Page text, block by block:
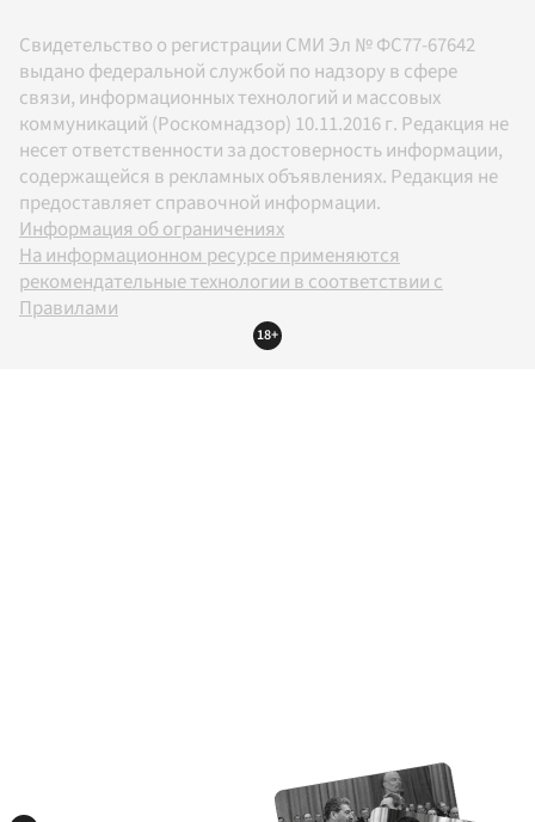
Свидетельство о регистрации СМИ Эл № ФС77-67642
выдано федеральной службой по надзору в сфере
связи, информационных технологий и массовых
коммуникаций (Роскомнадзор) 10.11.2016 г. Редакция не
несет ответственности за достоверность информации,
содержащейся в рекламных объявлениях. Редакция не
предоставляет справочной информации.
Информация об ограничениях
На информационном ресурсе применяются
рекомендательные технологии в соответствии с
Правилами
18+